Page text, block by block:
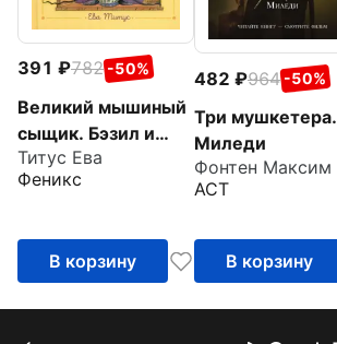
391 782 -50%
Великий мышиный
сыщик. Бэзил и
Кошачья пещера
Титус Ева
Феникс
В корзину
482 964 -50%
Три мушкетера.
Миледи
Фонтен Максим
АСТ
В корзину